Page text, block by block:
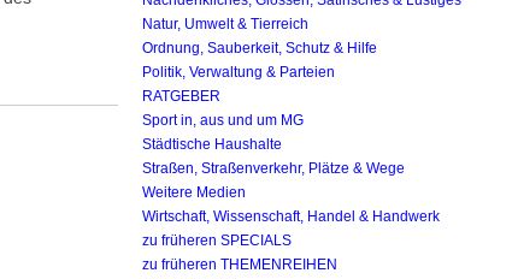
Natur, Umwelt & Tierreich
Ordnung, Sauberkeit, Schutz & Hilfe
Politik, Verwaltung & Parteien
RATGEBER
Sport in, aus und um MG
Städtische Haushalte
Straßen, Straßenverkehr, Plätze & Wege
Weitere Medien
Wirtschaft, Wissenschaft, Handel & Handwerk
zu früheren SPECIALS
zu früheren THEMENREIHEN